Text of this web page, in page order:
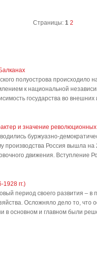
Страницы: 1 2
полуострова
к национальной
государства во
и значение
буржуазно-
производства Россия вышла
движения. Вступление
гг.)
период своего развития –
Осложняло дело то, что
в основном и главном были